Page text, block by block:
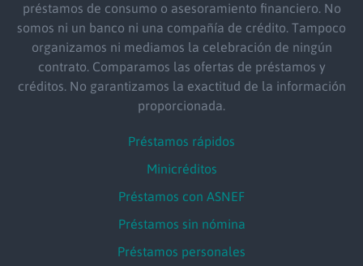
préstamos de consumo o asesoramiento financiero. No
somos ni un banco ni una compañía de crédito. Tampoco
organizamos ni mediamos la celebración de ningún
contrato. Comparamos las ofertas de préstamos y
créditos. No garantizamos la exactitud de la información
proporcionada.
Préstamos rápidos
Minicréditos
Préstamos con ASNEF
Préstamos sin nómina
Préstamos personales